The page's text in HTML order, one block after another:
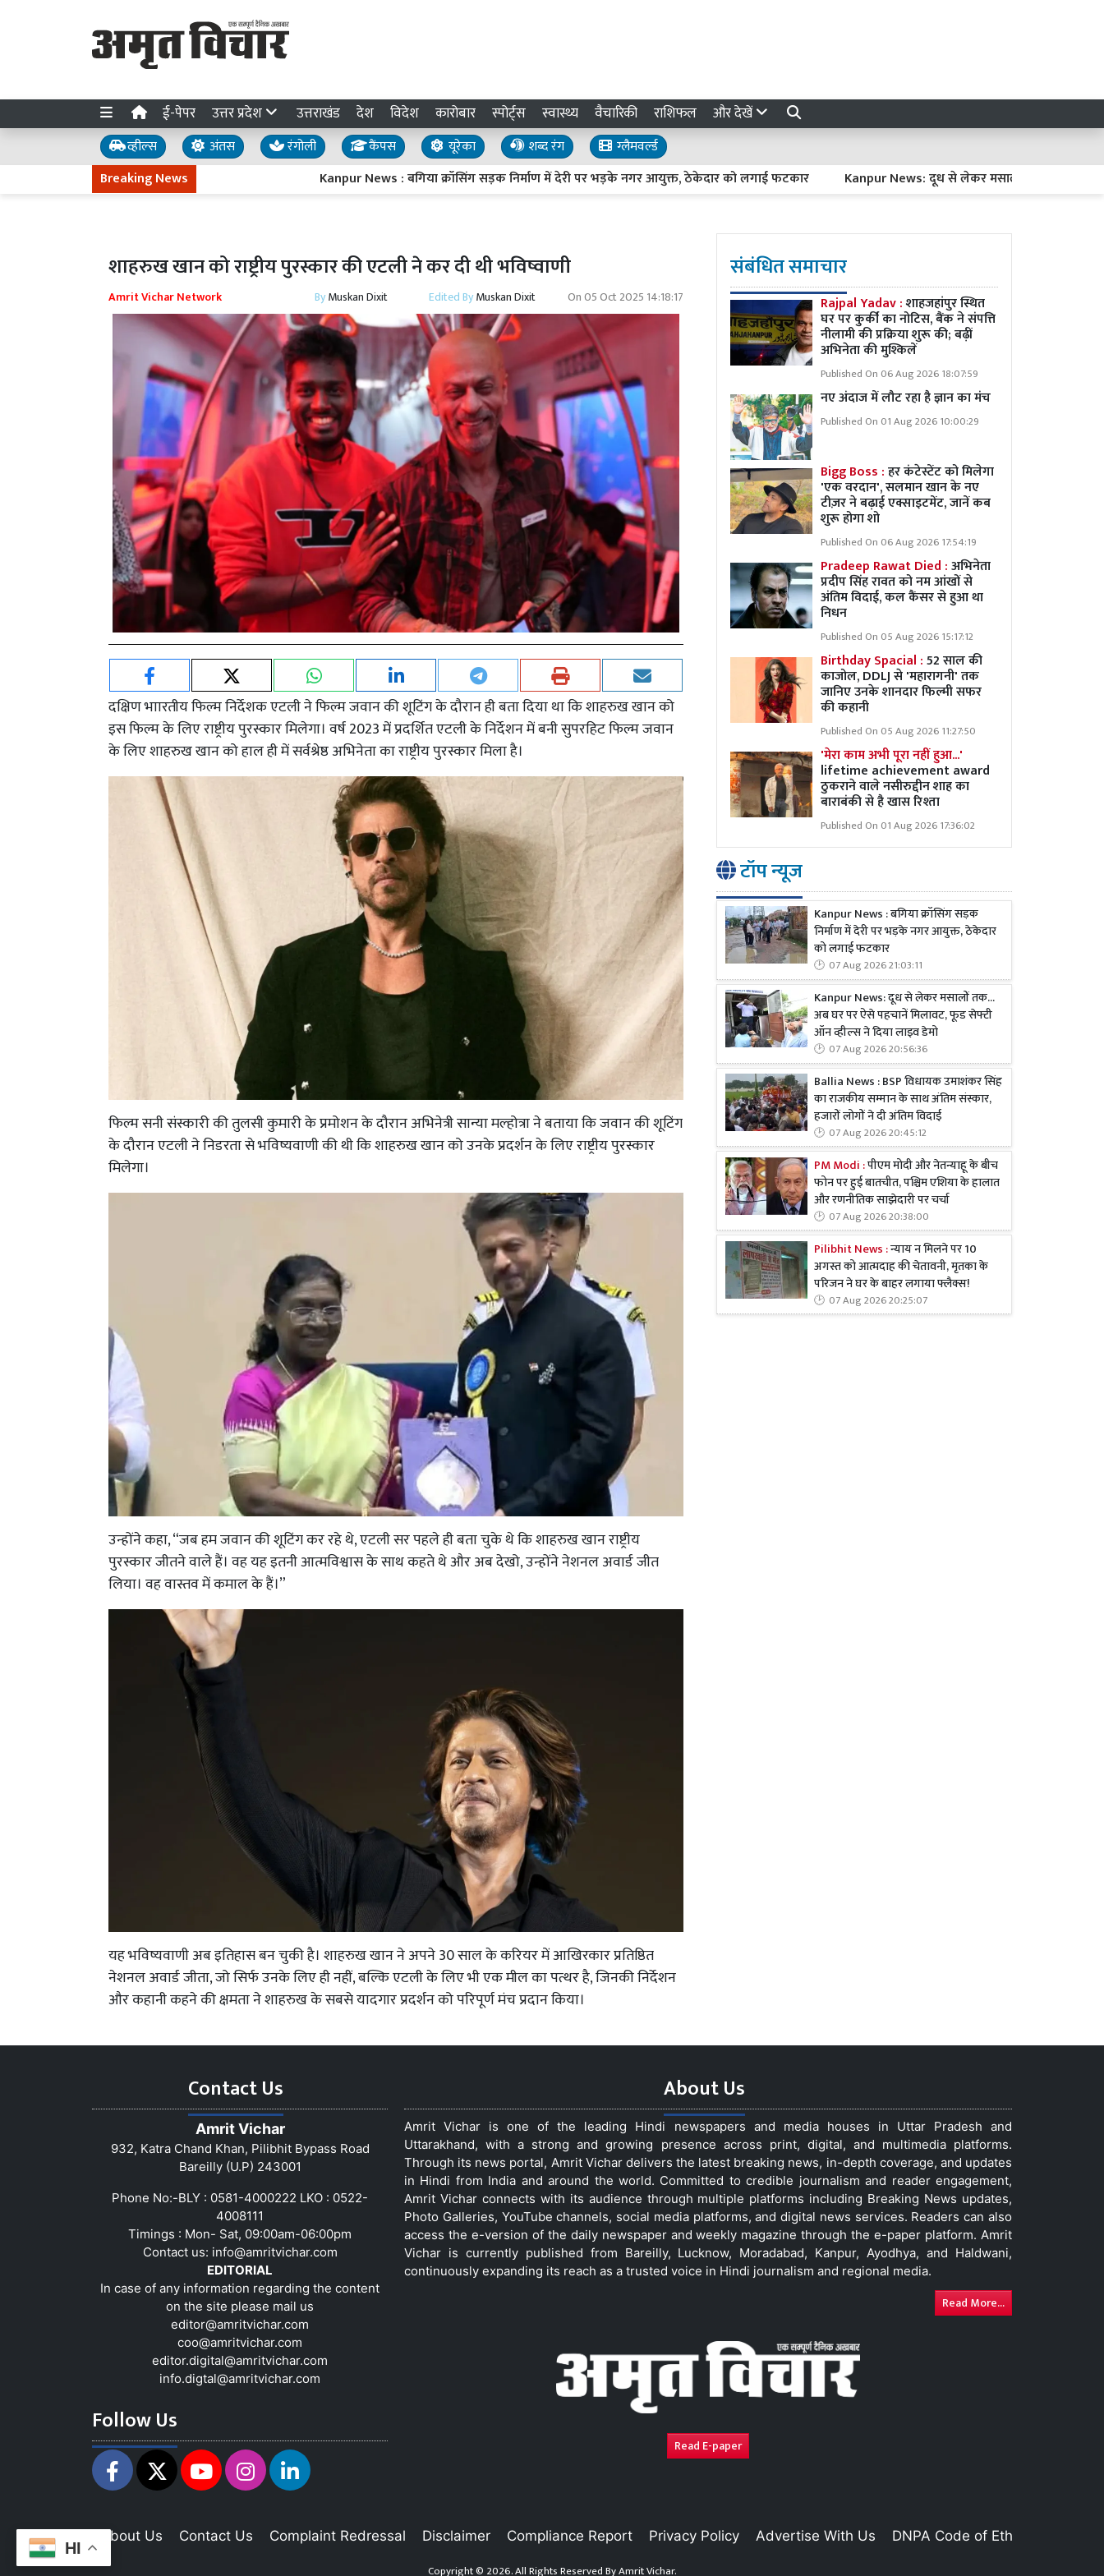
ई-पेपर उत्तर प्रदेश उत्तराखंड देश विदेश कारोबार स्पोर्ट्स स्वास्थ्य वैचारिकी राशिफल और देखें
व्हील्स अंतस रंगोली कैंपस यूरेका शब्द रंग
ग्लैमवर्ल्ड
Breaking News
Kanpur News : बगिया क्रॉसिंग सड़क निर्माण में देरी पर भड़के नगर आयुक्त, ठेकेदार को लगाई फटकार Kanpur News: दूध से लेकर मसालों तक... अब घर पर ऐसे पहचानें
HI
शाहरुख खान को राष्ट्रीय पुरस्कार की एटली ने कर दी थी भविष्वाणी
Amrit Vichar Network ByMuskan Dixit Edited ByMuskan Dixit On05 Oct 2025 14:18:17
दक्षिण भाारतीय फिल्म निर्देशक एटली ने फिल्म जवान की शूटिंग के दौरान ही बता दिया था कि शाहरुख खान को
इस फिल्म के लिए राष्ट्रीय पुरस्कार मिलेगा। वर्ष 2023 में प्रदर्शित एटली के निर्देशन में बनी सुपरहिट फिल्म जवान
के लिए शाहरुख खान को हाल ही में सर्वश्रेष्ठ अभिनेता का राष्ट्रीय पुरस्कार मिला है।
फिल्म सनी संस्कारी की तुलसी कुमारी के प्रमोशन के दौरान अभिनेत्री सान्या मल्होत्रा ने बताया कि जवान की शूटिंग
के दौरान एटली ने निडरता से भविष्यवाणी की थी कि शाहरुख खान को उनके प्रदर्शन के लिए राष्ट्रीय पुरस्कार
मिलेगा।
उन्होंने कहा, “जब हम जवान की शूटिंग कर रहे थे, एटली सर पहले ही बता चुके थे कि शाहरुख खान राष्ट्रीय
पुरस्कार जीतने वाले हैं। वह यह इतनी आत्मविश्वास के साथ कहते थे और अब देखो, उन्होंने नेशनल अवार्ड जीत
लिया। वह वास्तव में कमाल के हैं।”
यह भविष्यवाणी अब इतिहास बन चुकी है। शाहरुख खान ने अपने 30 साल के करियर में आखिरकार प्रतिष्ठित
नेशनल अवार्ड जीता, जो सिर्फ उनके लिए ही नहीं, बल्कि एटली के लिए भी एक मील का पत्थर है, जिनकी निर्देशन
और कहानी कहने की क्षमता ने शाहरुख के सबसे यादगार प्रदर्शन को परिपूर्ण मंच प्रदान किया।
संबंधित समाचार
Rajpal Yadav :शाहजहांपुर स्थित
घर पर कुर्की का नोटिस, बैंक ने संपत्ति
नीलामी की प्रक्रिया शुरू की; बढ़ीं
अभिनेता की मुश्किलें
Published On 06 Aug 2026 18:07:59
नए अंदाज में लौट रहा है ज्ञान का मंच
Published On 01 Aug 2026 10:00:29
Bigg Boss :हर कंटेस्टेंट को मिलेगा
'एक वरदान', सलमान खान के नए
टीज़र ने बढ़ाई एक्साइटमेंट, जानें कब
शुरू होगा शो
Published On 06 Aug 2026 17:54:19
Pradeep Rawat Died :अभिनेता
प्रदीप सिंह रावत को नम आंखों से
अंतिम विदाई, कल कैंसर से हुआ था
निधन
Published On 05 Aug 2026 15:17:12
Birthday Spacial :52 साल की
काजोल, DDLJ से 'महारागनी' तक
जानिए उनके शानदार फिल्मी सफर
की कहानी
Published On 05 Aug 2026 11:27:50
'मेरा काम अभी पूरा नहीं हुआ...'
lifetime achievement award
ठुकराने वाले नसीरुद्दीन शाह का
बाराबंकी से है खास रिश्ता
Published On 01 Aug 2026 17:36:02
टॉप न्यूज
Kanpur News : बगिया क्रॉसिंग सड़क
निर्माण में देरी पर भड़के नगर आयुक्त, ठेकेदार
को लगाई फटकार
07 Aug 2026 21:03:11
Kanpur News: दूध से लेकर मसालों तक...
अब घर पर ऐसे पहचानें मिलावट, फूड सेफ्टी
ऑन व्हील्स ने दिया लाइव डेमो
07 Aug 2026 20:56:36
Ballia News : BSP विधायक उमाशंकर सिंह
का राजकीय सम्मान के साथ अंतिम संस्कार,
हजारों लोगों ने दी अंतिम विदाई
07 Aug 2026 20:45:12
PM Modi :पीएम मोदी और नेतन्याहू के बीच
फोन पर हुई बातचीत, पश्चिम एशिया के हालात
और रणनीतिक साझेदारी पर चर्चा
07 Aug 2026 20:38:00
Pilibhit News :न्याय न मिलने पर 10
अगस्त को आत्मदाह की चेतावनी, मृतका के
परिजन ने घर के बाहर लगाया फ्लैक्स!
07 Aug 2026 20:25:07
Contact Us
Amrit Vichar
932, Katra Chand Khan, Pilibhit Bypass Road
Bareilly (U.P) 243001
Phone No:-BLY : 0581-4000222 LKO : 0522-
4008111
Timings : Mon- Sat, 09:00am-06:00pm
Contact us: info@amritvichar.com
EDITORIAL
In case of any information regarding the content
on the site please mail us
editor@amritvichar.com
coo@amritvichar.com
editor.digital@amritvichar.com
info.digtal@amritvichar.com
Follow Us
About Us
Amrit Vichar is one of the leading Hindi newspapers and media houses in Uttar Pradesh and
Uttarakhand, with a strong and growing presence across print, digital, and multimedia platforms.
Through its news portal, Amrit Vichar delivers the latest breaking news, in-depth coverage, and updates
in Hindi from India and around the world. Committed to credible journalism and reader engagement,
Amrit Vichar connects with its audience through multiple platforms including Breaking News updates,
Photo Galleries, YouTube channels, social media platforms, and digital news services. Readers can also
access the e-version of the daily newspaper and weekly magazine through the e-paper platform. Amrit
Vichar is currently published from Bareilly, Lucknow, Moradabad, Kanpur, Ayodhya, and Haldwani,
continuously expanding its reach as a trusted voice in Hindi journalism and regional media.
Read More...
Read E-paper
About Us Contact Us Complaint Redressal Disclaimer Compliance Report Privacy Policy Advertise With Us DNPA Code of Ethics
Copyright © 2026. All Rights Reserved ByAmrit Vichar.